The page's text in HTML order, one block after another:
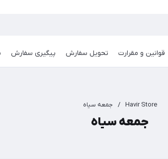
قوانین و مقرارت تحویل سفارش پیگیری سفارش
Havir Store
/ جمعه سیاه
جمعه سیاه